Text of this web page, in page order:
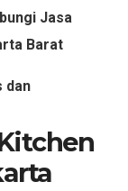
Jasa
Barat
dan